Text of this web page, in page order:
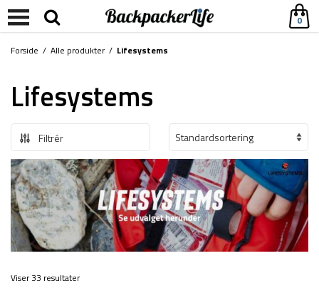
0
Forside / Alle produkter/ Lifesystems
Lifesystems
Filtrér
Viser 33 resultater